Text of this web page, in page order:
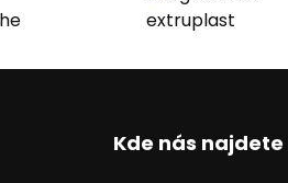
Kde nás najdete